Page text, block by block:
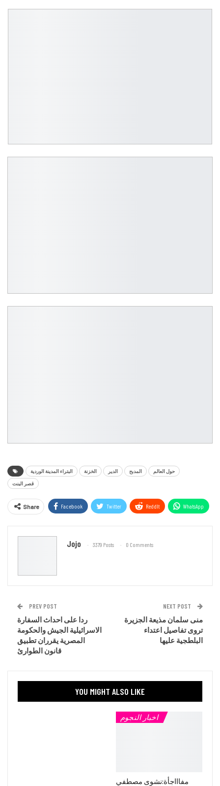
البتراء المدينة الوردية الخزنة الدير المدبح حول العالم
قصر البنت
Share Facebook Twitter ReddIt WhatsApp
Jojo 3379 Posts 0 Comments
PREV POST
ردا على احداث السفارة
الاسرائيلية الجيش والحكومة
المصرية يقرران تطبيق
قانون الطوارئ
NEXT POST
منى سلمان مذيعة الجزيرة
تروى تفاصيل اعتداء
البلطجية عليها
YOU MIGHT ALSO LIKE
اخبار النجوم
مفاااجأة:نشوى مصطفي